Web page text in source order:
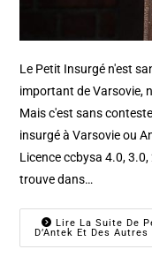
Le Petit Insurgé n'est
important de Varsovie,
Mais c'est sans
insurgé à Varsovie ou
Licence ccbysa 4.0,
trouve dans…
Lire La Suite De
D’Antek Et Des